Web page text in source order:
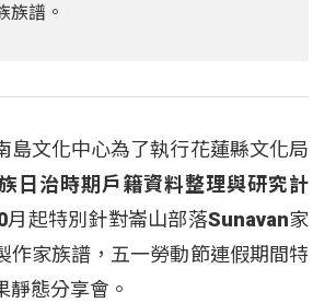
族譜。
島文化中心為了執行花蓮縣文化局
日治時期戶籍資料整理與研究計
月起特別針對崙山部落Sunavan家
作家族譜，五一勞動節連假期間特
靜態分享會。